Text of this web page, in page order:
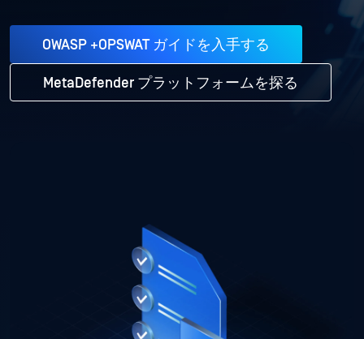
OWASP +OPSWAT ガイドを入手する
MetaDefender プラットフォームを探る